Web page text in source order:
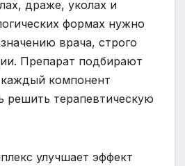
драже, уколах и
формах нужно
врача, строго
Препарат подбирают
компонент
решить терапевтическую
улучшает эффект